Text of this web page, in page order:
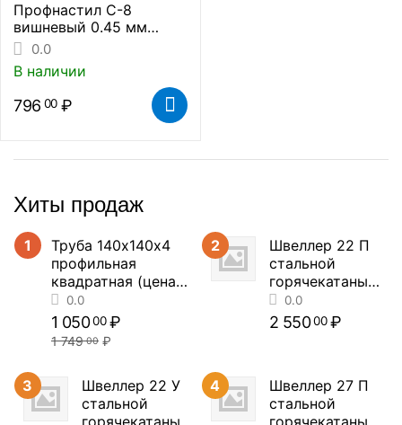
Профнастил С-8
вишневый 0.45 мм
(цена за метр
погонный)
0.0
В наличии
796 00 ₽
Хиты продаж
1
Труба 140х140х4
профильная
квадратная (цена
за метр погонный)
0.0
1 749 00 ₽
1 05000 ₽
2
Швеллер 22 П
стальной
горячекатаный
(цена за метр
погонный)
0.0
2 55000 ₽
3
Швеллер 22 У
стальной
горячекатаный
4
Швеллер 27 П
стальной
горячекатаный